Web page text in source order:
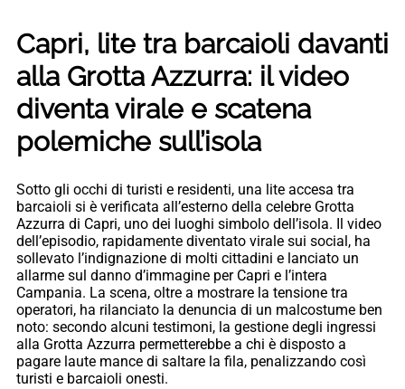
Capri, lite tra barcaioli davanti
alla Grotta Azzurra: il video
diventa virale e scatena
polemiche sull’isola
Sotto gli occhi di turisti e residenti, una lite accesa tra
barcaioli si è verificata all’esterno della celebre Grotta
Azzurra di Capri, uno dei luoghi simbolo dell’isola. Il video
dell’episodio, rapidamente diventato virale sui social, ha
sollevato l’indignazione di molti cittadini e lanciato un
allarme sul danno d’immagine per Capri e l’intera
Campania. La scena, oltre a mostrare la tensione tra
operatori, ha rilanciato la denuncia di un malcostume ben
noto: secondo alcuni testimoni, la gestione degli ingressi
alla Grotta Azzurra permetterebbe a chi è disposto a
pagare laute mance di saltare la fila, penalizzando così
turisti e barcaioli onesti.